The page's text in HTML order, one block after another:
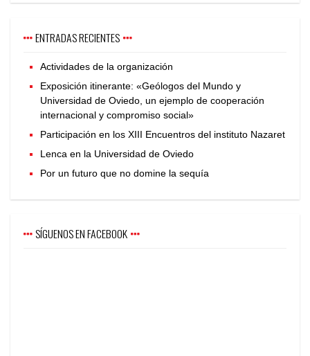
ENTRADAS RECIENTES
Actividades de la organización
Exposición itinerante: «Geólogos del Mundo y
Universidad de Oviedo, un ejemplo de cooperación
internacional y compromiso social»
Participación en los XIII Encuentros del instituto Nazaret
Lenca en la Universidad de Oviedo
Por un futuro que no domine la sequía
SÍGUENOS EN FACEBOOK